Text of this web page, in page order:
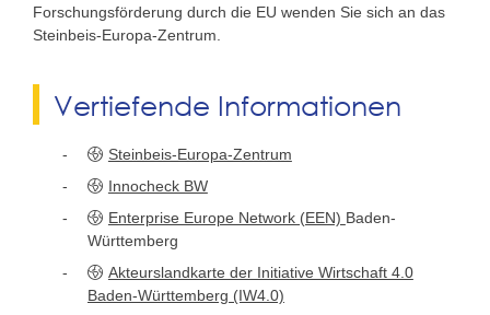
Forschungsförderung durch die EU wenden Sie sich an das
Steinbeis-Europa-Zentrum.
Vertiefende Informationen
Steinbeis-Europa-Zentrum
Innocheck BW
Enterprise Europe Network (EEN) Baden-
Württemberg
Akteurslandkarte der Initiative Wirtschaft 4.0
Baden-Württemberg (IW4.0)